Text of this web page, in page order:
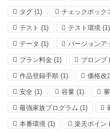
タグ (1) チェックボック
テスト (1) テスト環境 (1)
データ (1) バージョンア
プラン料金 (1) プロンプ
作品登録手順 (1) 価格改
安全 (1) 容量 (1)
最強家族プログラム (1)
本番環境 (1) 楽天ポイン